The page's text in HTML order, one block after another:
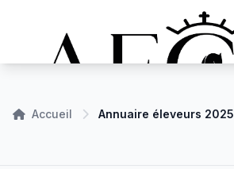
Accueil Annuaire éleveurs 2025